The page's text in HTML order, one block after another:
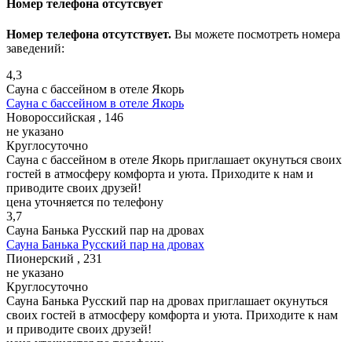
Номер телефона отсутсвует
Номер телефона отсутствует. Вы можете посмотреть номера
заведений:
4,3
Сауна с бассейном в отеле Якорь
Сауна с бассейном в отеле Якорь
Новороссийская , 146
не указано
Круглосуточно
Сауна с бассейном в отеле Якорь приглашает окунуться своих
гостей в атмосферу комфорта и уюта. Приходите к нам и
приводите своих друзей!
цена уточняется по телефону
3,7
Сауна Банька Русский пар на дровах
Сауна Банька Русский пар на дровах
Пионерский , 231
не указано
Круглосуточно
Сауна Банька Русский пар на дровах приглашает окунуться
своих гостей в атмосферу комфорта и уюта. Приходите к нам
и приводите своих друзей!